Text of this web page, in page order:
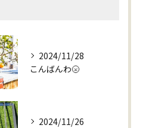
2024/11/28
こんばんわ🌝
2024/11/26